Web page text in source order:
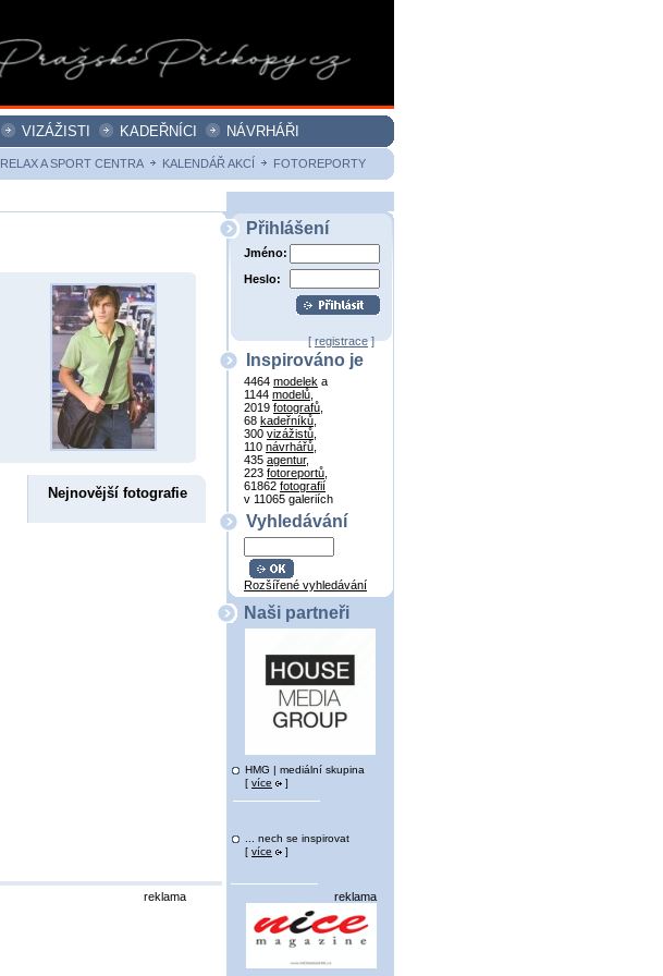
VIZÁŽISTI KADEŘNÍCI
NÁVRHÁŘI
RELAX A SPORT CENTRA KALENDÁŘ AKCÍ FOTOREPORTY
Nejnovější fotografie
Přihlášení
Jméno:
Heslo:
[registrace]
Inspirováno je
4464 modelek a
1144 modelů
2019 fotografů
68 kadeřníků
300 vizážistů
110 návrhářů
435 agentur,
223 fotoreportů
61862 fotografií
v 11065 galeriích
Vyhledávání
Rozšířené vyhledávání
Naši partneři
HMG | mediální skupina
[ více ]
... nech se inspirovat
[ více ]
reklama reklama